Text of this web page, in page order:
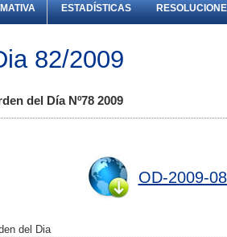
ESTADÍSTICAS
82/2009
del Día Nº78 2009
OD-2009-
del Dia